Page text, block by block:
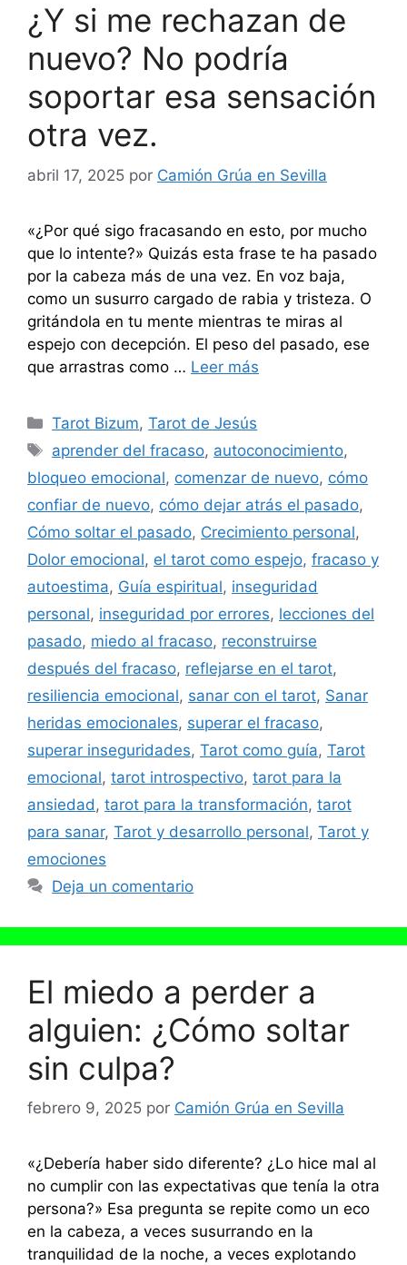
¿Y si me rechazan de
nuevo? No podría
soportar esa sensación
otra vez.
abril 17, 2025 por Camión Grúa en Sevilla
«¿Por qué sigo fracasando en esto, por mucho
que lo intente?» Quizás esta frase te ha pasado
por la cabeza más de una vez. En voz baja,
como un susurro cargado de rabia y tristeza. O
gritándola en tu mente mientras te miras al
espejo con decepción. El peso del pasado, ese
que arrastras como … Leer más
Categorías
Tarot Bizum,Tarot de Jesús
Etiquetas
aprender del fracaso, autoconocimiento,
bloqueo emocional, comenzar de nuevo, cómo
confiar de nuevo, cómo dejar atrás el pasado,
Cómo soltar el pasado, Crecimiento personal,
Dolor emocional, el tarot como espejo, fracaso y
autoestima, Guía espiritual, inseguridad
personal, inseguridad por errores, lecciones del
pasado, miedo al fracaso, reconstruirse
después del fracaso, reflejarse en el tarot,
resiliencia emocional, sanar con el tarot, Sanar
heridas emocionales, superar el fracaso,
superar inseguridades, Tarot como guía, Tarot
emocional, tarot introspectivo, tarot para la
ansiedad , tarot para la transformación, tarot
para sanar, Tarot y desarrollo personal, Tarot y
emociones
Deja un comentario
El miedo a perder a
alguien: ¿Cómo soltar
sin culpa?
febrero 9, 2025 por Camión Grúa en Sevilla
«¿Debería haber sido diferente? ¿Lo hice mal al
no cumplir con las expectativas que tenía la otra
persona?» Esa pregunta se repite como un eco
en la cabeza, a veces susurrando en la
tranquilidad de la noche, a veces explotando